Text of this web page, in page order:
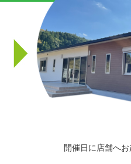
開催日に店舗へ